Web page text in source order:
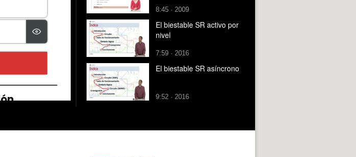
8:45 · 2009
El biestable SR activo por
nivel
7:59 · 2016
El biestable SR asíncrono
9:52 · 2016